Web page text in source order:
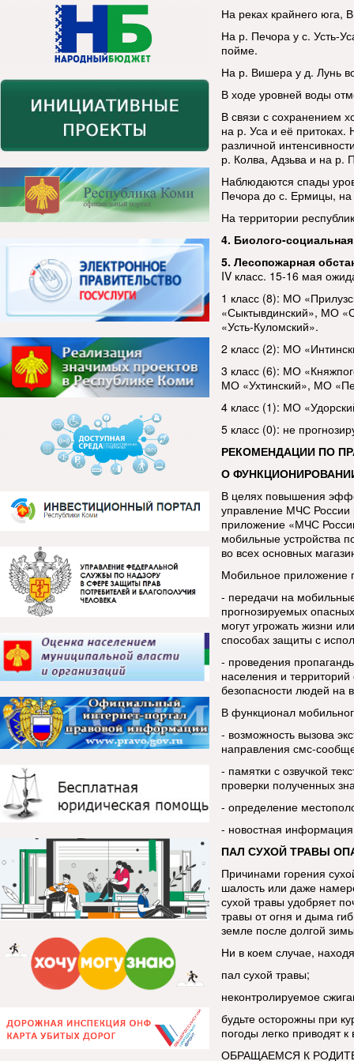
На реках крайнего юга,
На р. Печора у с. Усть-
пойме.
На р. Вишера у д. Лунь
В ходе уровней воды
В связи с сохранением
на р. Уса и её притоках.
различной
р. Колва, Адзьва и на р.
Наблюдаются спады
Печора до с. Ермицы, на
На территории
4. Биолого-
5. Лесопожарная
IV класс. 15-16 мая
1 класс (8): МО
«Сыктывдинский», МО
«Усть-Куломский».
2 класс (2): МО
3 класс (6): МО
МО «Ухтинский», МО
4 класс (1): МО
5 класс (0): не
РЕКОМЕНДАЦИИ ПО
О
В целях повышения
управление МЧС России
приложение «МЧС
мобильные устройства
во всех основных
Мобильное приложение
- передачи на
прогнозируемых
могут угрожать жизни
способах защиты с
- проведения
населения и
безопасности людей на
В функционал
- возможность вызова
направления смс-
- памятки с озвучкой
проверки полученных
- определение
- новостная
ПАЛ СУХОЙ ТРАВЫ
Причинами горения
шалость или даже
сухой травы удобряет
травы от огня и дыма
земле после долгой
Ни в коем случае,
пал сухой травы;
неконтролируемое
будьте осторожны при
погоды легко приводят
ОБРАЩАЕМСЯ К